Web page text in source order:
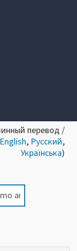
перевод /
English, Русский,
Українська)